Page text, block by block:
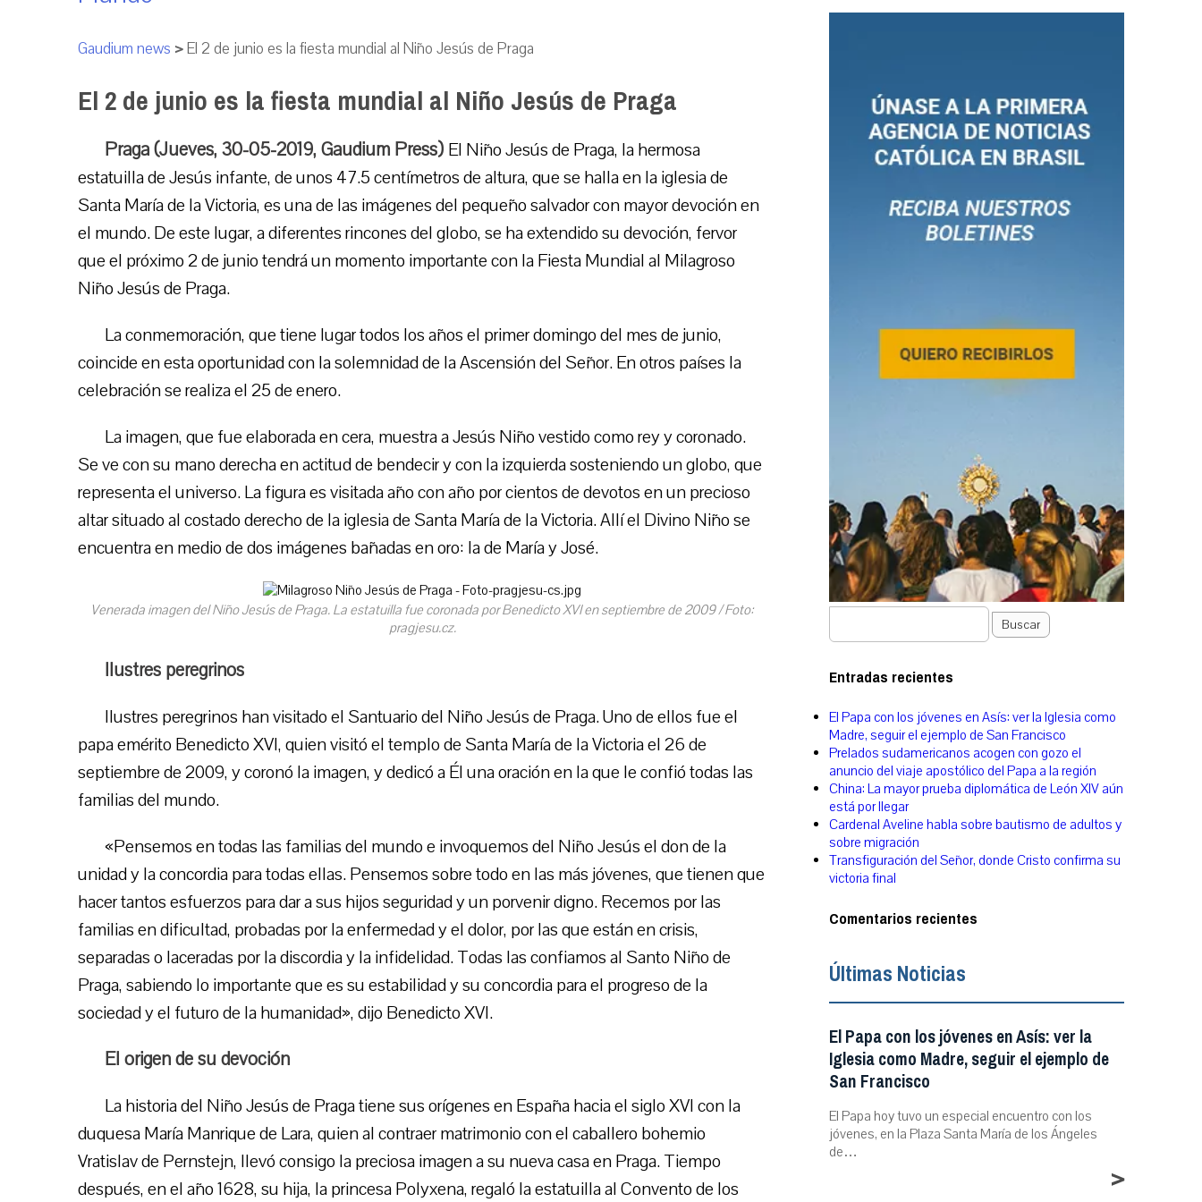
Gaudium news >El 2 de junio es la fiesta mundial al Niño Jesús de Praga
El 2 de junio es la fiesta mundial al Niño Jesús de Praga
Praga (Jueves, 30-05-2019, Gaudium Press) El Niño Jesús de Praga, la hermosa
estatuilla de Jesús infante, de unos 47.5 centímetros de altura, que se halla en la iglesia de
Santa María de la Victoria, es una de las imágenes del pequeño salvador con mayor devoción en
el mundo. De este lugar, a diferentes rincones del globo, se ha extendido su devoción, fervor
que el próximo 2 de junio tendrá un momento importante con la Fiesta Mundial al Milagroso
Niño Jesús de Praga.
La conmemoración, que tiene lugar todos los años el primer domingo del mes de junio,
coincide en esta oportunidad con la solemnidad de la Ascensión del Señor. En otros países la
celebración se realiza el 25 de enero.
La imagen, que fue elaborada en cera, muestra a Jesús Niño vestido como rey y coronado.
Se ve con su mano derecha en actitud de bendecir y con la izquierda sosteniendo un globo, que
representa el universo. La figura es visitada año con año por cientos de devotos en un precioso
altar situado al costado derecho de la iglesia de Santa María de la Victoria. Allí el Divino Niño se
encuentra en medio de dos imágenes bañadas en oro: la de María y José.
Venerada imagen del Niño Jesús de Praga. La estatuilla fue coronada por Benedicto XVI en septiembre de 2009 / Foto:
pragjesu.cz.
Ilustres peregrinos
Ilustres peregrinos han visitado el Santuario del Niño Jesús de Praga. Uno de ellos fue el
papa emérito Benedicto XVI, quien visitó el templo de Santa María de la Victoria el 26 de
septiembre de 2009, y coronó la imagen, y dedicó a Él una oración en la que le confió todas las
familias del mundo.
«Pensemos en todas las familias del mundo e invoquemos del Niño Jesús el don de la
unidad y la concordia para todas ellas. Pensemos sobre todo en las más jóvenes, que tienen que
hacer tantos esfuerzos para dar a sus hijos seguridad y un porvenir digno. Recemos por las
familias en dificultad, probadas por la enfermedad y el dolor, por las que están en crisis,
separadas o laceradas por la discordia y la infidelidad. Todas las confiamos al Santo Niño de
Praga, sabiendo lo importante que es su estabilidad y su concordia para el progreso de la
sociedad y el futuro de la humanidad», dijo Benedicto XVI.
El origen de su devoción
La historia del Niño Jesús de Praga tiene sus orígenes en España hacia el siglo XVI con la
duquesa María Manrique de Lara, quien al contraer matrimonio con el caballero bohemio
Vratislav de Pernstejn, llevó consigo la preciosa imagen a su nueva casa en Praga. Tiempo
después, en el año 1628, su hija, la princesa Polyxena, regaló la estatuilla al Convento de los
Buscar
Entradas recientes
El Papa con los jóvenes en Asís: ver la Iglesia como
Madre, seguir el ejemplo de San Francisco
Prelados sudamericanos acogen con gozo el
anuncio del viaje apostólico del Papa a la región
China: La mayor prueba diplomática de León XIV aún
está por llegar
Cardenal Aveline habla sobre bautismo de adultos y
sobre migración
Transfiguración del Señor, donde Cristo confirma su
victoria final
Comentarios recientes
Últimas Noticias
El Papa con los jóvenes en Asís: ver la
Iglesia como Madre, seguir el ejemplo de
San Francisco
El Papa hoy tuvo un especial encuentro con los
jóvenes, en la Plaza Santa María de los Ángeles
de…
>